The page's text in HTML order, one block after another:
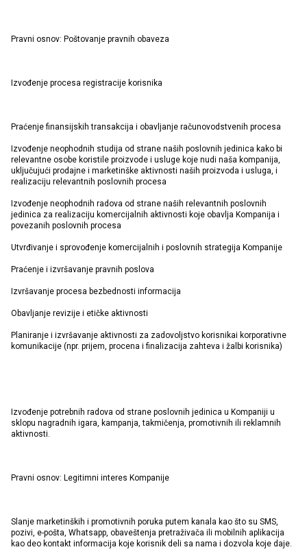
Pravni osnov: Poštovanje pravnih obaveza
Izvođenje procesa registracije korisnika
Praćenje finansijskih transakcija i obavljanje računovodstvenih procesa
Izvođenje neophodnih studija od strane naših poslovnih jedinica kako bi
relevantne osobe koristile proizvode i usluge koje nudi naša kompanija,
uključujući prodajne i marketinške aktivnosti naših proizvoda i usluga, i
realizaciju relevantnih poslovnih procesa
Izvođenje neophodnih radova od strane naših relevantnih poslovnih
jedinica za realizaciju komercijalnih aktivnosti koje obavlja Kompanija i
povezanih poslovnih procesa
Utvrđivanje i sprovođenje komercijalnih i poslovnih strategija Kompanije
Praćenje i izvršavanje pravnih poslova
Izvršavanje procesa bezbednosti informacija
Obavljanje revizije i etičke aktivnosti
Planiranje i izvršavanje aktivnosti za zadovoljstvo korisnikai korporativne
komunikacije (npr. prijem, procena i finalizacija zahteva i žalbi korisnika)
Izvođenje potrebnih radova od strane poslovnih jedinica u Kompaniji u
sklopu nagradnih igara, kampanja, takmičenja, promotivnih ili reklamnih
aktivnosti.
Pravni osnov: Legitimni interes Kompanije
Slanje marketinških i promotivnih poruka putem kanala kao što su SMS,
pozivi, e-pošta, Whatsapp, obaveštenja pretraživača ili mobilnih aplikacija
kao deo kontakt informacija koje korisnik deli sa nama i dozvola koje daje.